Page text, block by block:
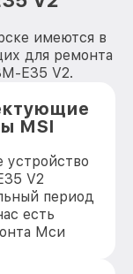
имеются в
для ремонта
E35 V2.
MSI
V2
период
есть
Мси